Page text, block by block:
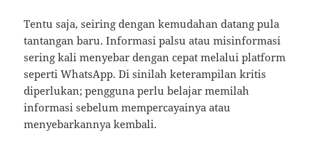
Tentu saja, seiring dengan kemudahan datang pula
tantangan baru. Informasi palsu atau misinformasi
sering kali menyebar dengan cepat melalui platform
seperti WhatsApp. Di sinilah keterampilan kritis
diperlukan; pengguna perlu belajar memilah
informasi sebelum mempercayainya atau
menyebarkannya kembali.